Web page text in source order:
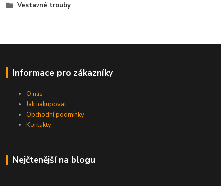
Vestavné trouby
Informace pro zákazníky
O nás
Jak nakupovat
Obchodní podmínky
Kontakty
Nejčtenější na blogu